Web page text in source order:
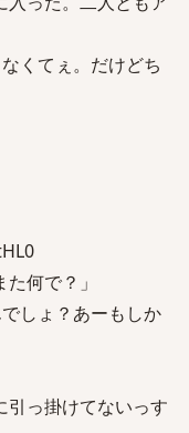
くてぇ。だけどち
何で？」
しょ？あーもしか
引っ掛けてないっす